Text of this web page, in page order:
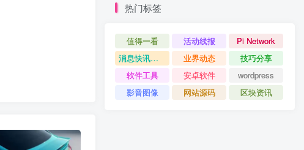
热门标签
值得一看 活动线报
Pi Network
消息快讯查看更多 》》
业界动态
技巧分享
软件工具
安卓软件
wordpress
影音图像
网站源码 区块资讯